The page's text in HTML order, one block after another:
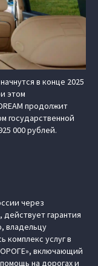
в конце 2025
этом
продолжит
государственной
000 рублей.
через
гарантия
владельцу
комплекс услуг в
включающий
на дорогах и